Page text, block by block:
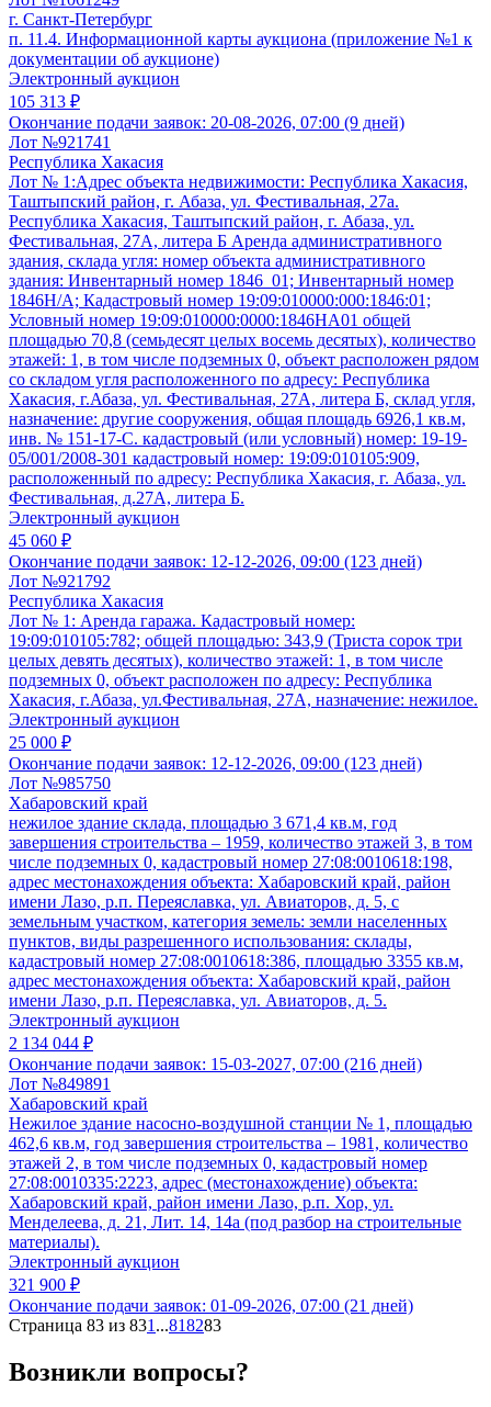
г. Санкт-Петербург
п. 11.4. Информационной карты аукциона (приложение №1 к
документации об аукционе)
Электронный аукцион
105 313 ₽
Окончание подачи заявок: 20-08-2026, 07:00 (9 дней)
Лот №921741
Республика Хакасия
Лот № 1:Адрес объекта недвижимости: Республика Хакасия,
Таштыпский район, г. Абаза, ул. Фестивальная, 27а.
Республика Хакасия, Таштыпский район, г. Абаза, ул.
Фестивальная, 27А, литера Б Аренда административного
здания, склада угля: номер объекта административного
здания: Инвентарный номер 1846_01; Инвентарный номер
1846Н/А; Кадастровый номер 19:09:010000:000:1846:01;
Условный номер 19:09:010000:0000:1846НА01 общей
площадью 70,8 (семьдесят целых восемь десятых), количество
этажей: 1, в том числе подземных 0, объект расположен рядом
со складом угля расположенного по адресу: Республика
Хакасия, г.Абаза, ул. Фестивальная, 27А, литера Б, склад угля,
назначение: другие сооружения, общая площадь 6926,1 кв.м,
инв. № 151-17-С. кадастровый (или условный) номер: 19-19-
05/001/2008-301 кадастровый номер: 19:09:010105:909,
расположенный по адресу: Республика Хакасия, г. Абаза, ул.
Фестивальная, д.27А, литера Б.
Электронный аукцион
45 060 ₽
Окончание подачи заявок: 12-12-2026, 09:00 (123 дней)
Лот №921792
Республика Хакасия
Лот № 1: Аренда гаража. Кадастровый номер:
19:09:010105:782; общей площадью: 343,9 (Триста сорок три
целых девять десятых), количество этажей: 1, в том числе
подземных 0, объект расположен по адресу: Республика
Хакасия, г.Абаза, ул.Фестивальная, 27А, назначение: нежилое.
Электронный аукцион
25 000 ₽
Окончание подачи заявок: 12-12-2026, 09:00 (123 дней)
Лот №985750
Хабаровский край
нежилое здание склада, площадью 3 671,4 кв.м, год
завершения строительства – 1959, количество этажей 3, в том
числе подземных 0, кадастровый номер 27:08:0010618:198,
адрес местонахождения объекта: Хабаровский край, район
имени Лазо, р.п. Переяславка, ул. Авиаторов, д. 5, с
земельным участком, категория земель: земли населенных
пунктов, виды разрешенного использования: склады,
кадастровый номер 27:08:0010618:386, площадью 3355 кв.м,
адрес местонахождения объекта: Хабаровский край, район
имени Лазо, р.п. Переяславка, ул. Авиаторов, д. 5.
Электронный аукцион
2 134 044 ₽
Окончание подачи заявок: 15-03-2027, 07:00 (216 дней)
Лот №849891
Хабаровский край
Нежилое здание насосно-воздушной станции № 1, площадью
462,6 кв.м, год завершения строительства – 1981, количество
этажей 2, в том числе подземных 0, кадастровый номер
27:08:0010335:2223, адрес (местонахождение) объекта:
Хабаровский край, район имени Лазо, р.п. Хор, ул.
Менделеева, д. 21, Лит. 14, 14а (под разбор на строительные
материалы).
Электронный аукцион
321 900 ₽
Окончание подачи заявок: 01-09-2026, 07:00 (21 дней)
Страница 83 из 831 ...818283
Возникли вопросы?